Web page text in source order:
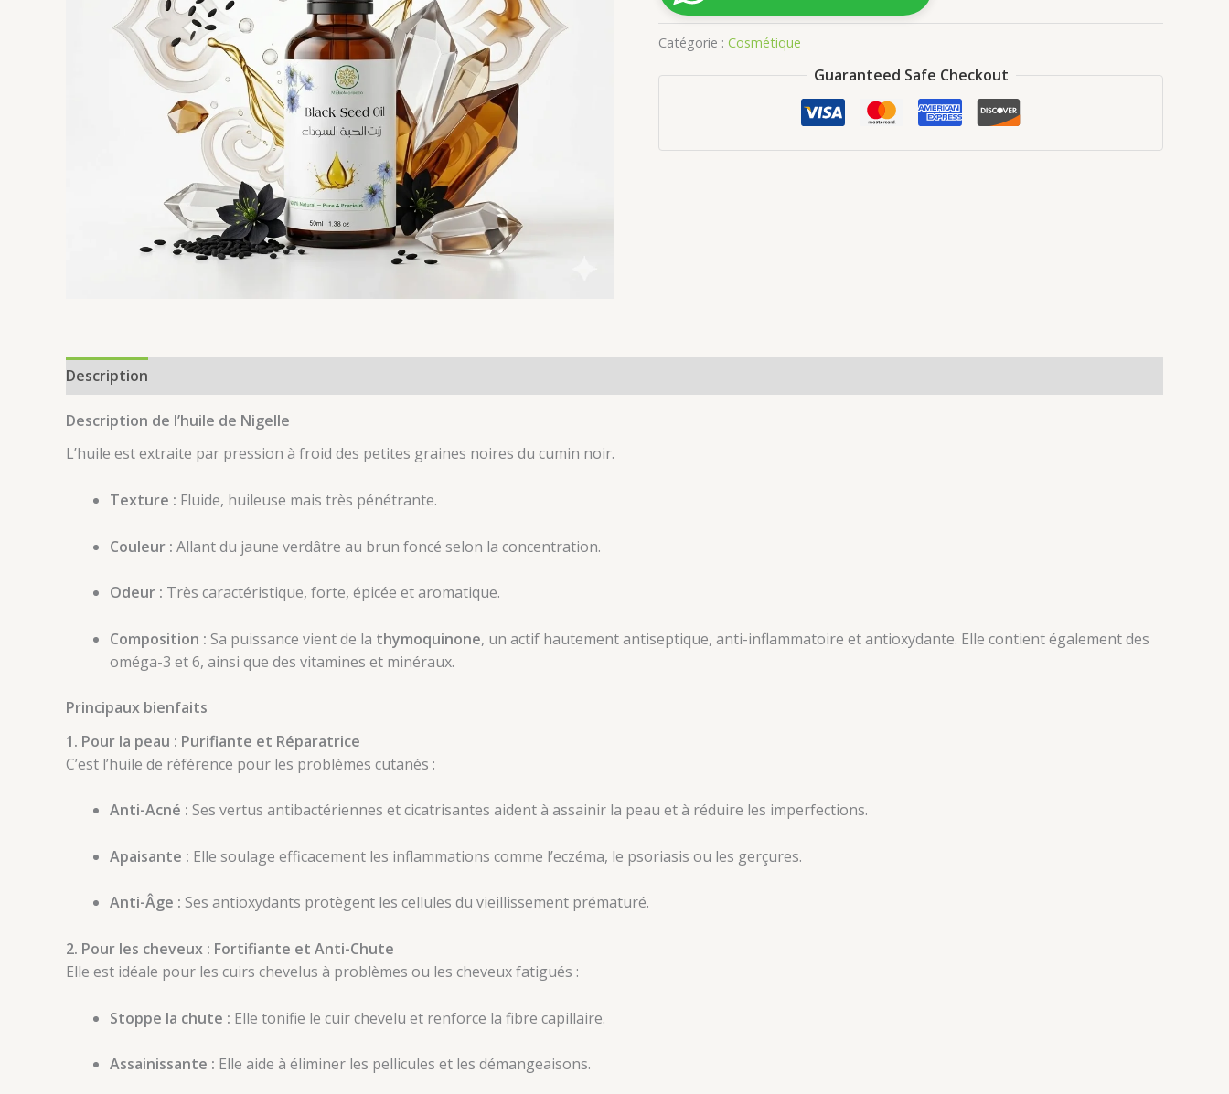
Nigelle
Catégorie : Cosmétique
Guaranteed Safe Checkout
Description
Description de l’huile de Nigelle
L’huile est extraite par pression à froid des petites graines noires du cumin noir.
Texture : Fluide, huileuse mais très pénétrante.
Couleur : Allant du jaune verdâtre au brun foncé selon la concentration.
Odeur : Très caractéristique, forte, épicée et aromatique.
Composition : Sa puissance vient de la thymoquinone, un actif hautement antiseptique, anti-inflammatoire et antioxydante. Elle contient également des
oméga-3 et 6, ainsi que des vitamines et minéraux.
Principaux bienfaits
1. Pour la peau : Purifiante et Réparatrice
C’est l’huile de référence pour les problèmes cutanés :
Anti-Acné : Ses vertus antibactériennes et cicatrisantes aident à assainir la peau et à réduire les imperfections.
Apaisante : Elle soulage efficacement les inflammations comme l’eczéma, le psoriasis ou les gerçures.
Anti-Âge : Ses antioxydants protègent les cellules du vieillissement prématuré.
2. Pour les cheveux : Fortifiante et Anti-Chute
Elle est idéale pour les cuirs chevelus à problèmes ou les cheveux fatigués :
Stoppe la chute : Elle tonifie le cuir chevelu et renforce la fibre capillaire.
Assainissante : Elle aide à éliminer les pellicules et les démangeaisons.